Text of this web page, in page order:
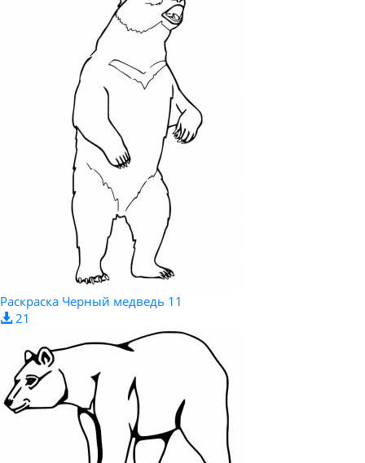
Раскраска Черный медведь 11
21